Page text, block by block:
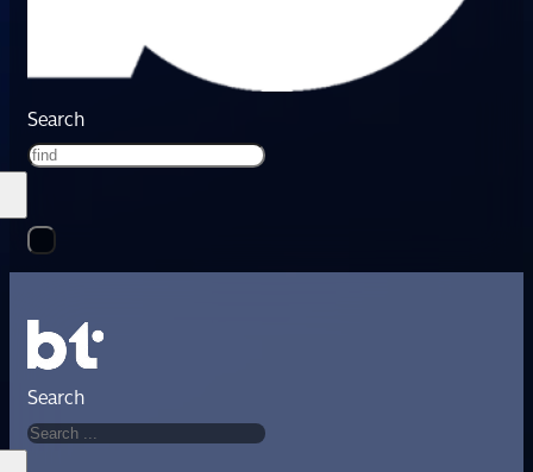
Search
Search